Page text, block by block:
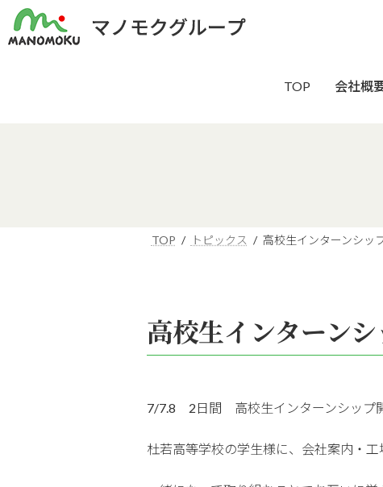
TOP 会社概
TOP トピックス 高校生インターンシッ
高校生インターン
7/7.8 2日間 高校生インターンシップ
杜若高等学校の学生様に、会社案内・